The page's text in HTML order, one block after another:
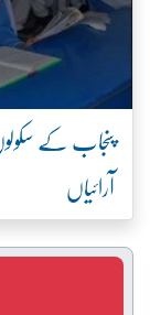
پنجاب کے
آرائیاں